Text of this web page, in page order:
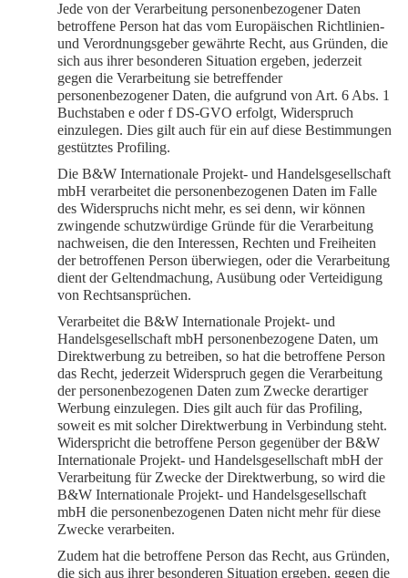
Jede von der Verarbeitung personenbezogener Daten
betroffene Person hat das vom Europäischen Richtlinien-
und Verordnungsgeber gewährte Recht, aus Gründen, die
sich aus ihrer besonderen Situation ergeben, jederzeit
gegen die Verarbeitung sie betreffender
personenbezogener Daten, die aufgrund von Art. 6 Abs. 1
Buchstaben e oder f DS-GVO erfolgt, Widerspruch
einzulegen. Dies gilt auch für ein auf diese Bestimmungen
gestütztes Profiling.
Die B&W Internationale Projekt- und Handelsgesellschaft
mbH verarbeitet die personenbezogenen Daten im Falle
des Widerspruchs nicht mehr, es sei denn, wir können
zwingende schutzwürdige Gründe für die Verarbeitung
nachweisen, die den Interessen, Rechten und Freiheiten
der betroffenen Person überwiegen, oder die Verarbeitung
dient der Geltendmachung, Ausübung oder Verteidigung
von Rechtsansprüchen.
Verarbeitet die B&W Internationale Projekt- und
Handelsgesellschaft mbH personenbezogene Daten, um
Direktwerbung zu betreiben, so hat die betroffene Person
das Recht, jederzeit Widerspruch gegen die Verarbeitung
der personenbezogenen Daten zum Zwecke derartiger
Werbung einzulegen. Dies gilt auch für das Profiling,
soweit es mit solcher Direktwerbung in Verbindung steht.
Widerspricht die betroffene Person gegenüber der B&W
Internationale Projekt- und Handelsgesellschaft mbH der
Verarbeitung für Zwecke der Direktwerbung, so wird die
B&W Internationale Projekt- und Handelsgesellschaft
mbH die personenbezogenen Daten nicht mehr für diese
Zwecke verarbeiten.
Zudem hat die betroffene Person das Recht, aus Gründen,
die sich aus ihrer besonderen Situation ergeben, gegen die